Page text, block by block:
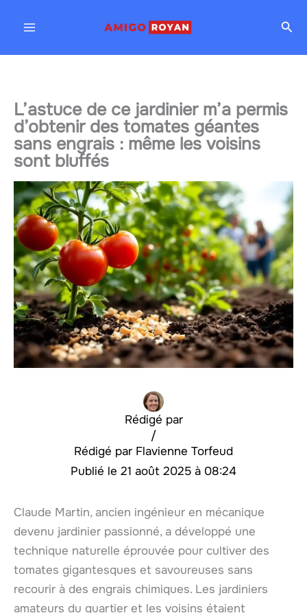
L’astuce de ce jardinier m’a permis
d’obtenir des tomates géantes
sans engrais : même les voisins
sont bluffés
Rédigé par
Flavienne Torfeud
/
21 août 2025 à 08:24
Claude Martin, ancien ingénieur en mécanique
devenu jardinier passionné, a développé une
technique naturelle éprouvée pour cultiver des
tomates gigantesques et savoureuses sans
recourir à des engrais chimiques. Les jardiniers
amateurs du quartier et les voisins étaient